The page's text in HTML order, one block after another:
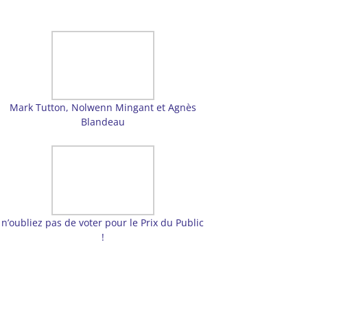
Mark Tutton, Nolwenn Mingant et Agnès
Blandeau
n’oubliez pas de voter pour le Prix du Public
!